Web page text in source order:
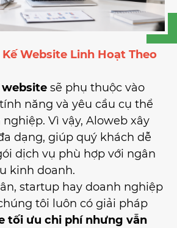
Website Linh Hoạt Theo
sẽ phụ thuộc vào
năng và yêu cầu cụ thể
Vì vậy, Aloweb xây
dạng, giúp quý khách dễ
dịch vụ phù hợp với ngân
kinh doanh.
startup hay doanh nghiệp
tôi luôn có giải pháp
tối ưu chi phí nhưng vẫn